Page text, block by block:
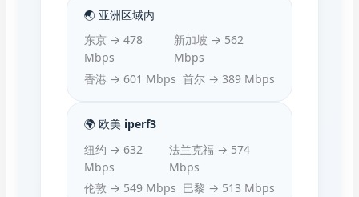
🌏 亚洲区域内
东京 → 478
Mbps
新加坡 → 562
Mbps
香港 → 601 Mbps 首尔 → 389 Mbps
🌍 欧美 iperf3
纽约 → 632
Mbps
法兰克福 → 574
Mbps
伦敦 → 549 Mbps 巴黎 → 513 Mbps